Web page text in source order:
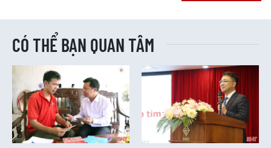
CÓ THỂ BẠN QUAN TÂM